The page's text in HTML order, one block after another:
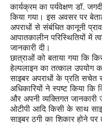
कार्यक्रम का पर्यवेक्षण डॉ.
किया गया। इस अवसर पर
अपराधों से संबंधित कानूनी
आपातकालीन परिस्थितियों में
जानकारी दी।
छात्राओं को बताया गया कि
हेल्पलाइन का तत्काल उपयोग
साइबर अपराधों के प्रति
अधिकारियों ने स्पष्ट किया
और अपनी व्यक्तिगत
ओटीपी आदि किसी के साथ
साइबर ठगी का शिकार होने